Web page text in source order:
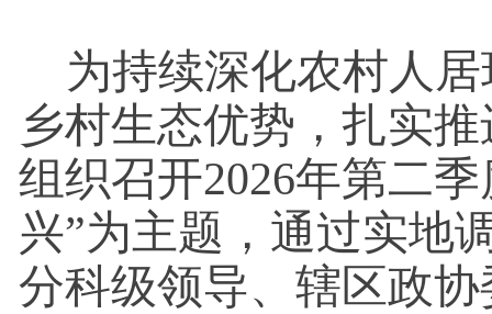
为持续深化农村人
乡村生态优势，扎实
组织召开2026年第二
兴”为主题，通过实地
分科级领导、辖区政